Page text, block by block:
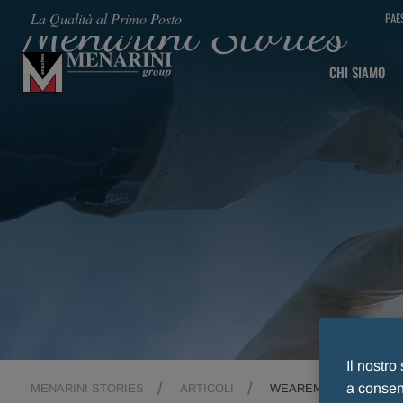
La Qualità al Primo Posto
CHI SIAMO
Menarini Stories
MENARINI STORIES ARTICOLI WEAREMENARINI
Il nostro
a